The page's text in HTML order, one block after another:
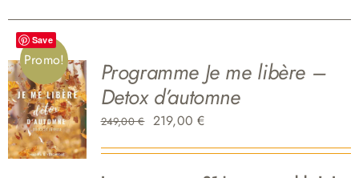
Save
Promo!
Programme Je me libère –
Detox d’automne
249,00€
Le
219,00€Le